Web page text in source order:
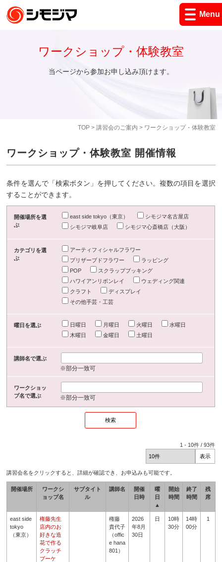
Menu
TOP> 講習会のご案内 > ワークショップ・体験教室
ワークショップ・体験教室
当ページから参加お申し込み頂けます。
ワークショップ・体験教室 開催情報
条件を選んで「検索ボタン」を押してください。複数の項目を選択
することができます。
開催場所を選
ぶ
east side tokyo（東京）
シモジマ名古屋店
シモジマ岐阜店
シモジマ心斎橋店（大阪）
カテゴリを選
ぶ
アーティフィシャルフラワー
プリザーブドフラワー
ラッピング
POP
スクラップブッキング
ハワイアンリボンレイ
ウェディング関連
クラフト
ディスプレイ
その他手芸・工芸
曜日を選ぶ 日曜日 月曜日 火曜日
水曜日
木曜日
金曜日 土曜日
講師名で選ぶ
※部分一致可
ワークショッ
プ名で選ぶ
※部分一致可
1 - 10件 /93件
講習会名をクリックすると、詳細が確認でき、お申込みも可能です。
開催場所
ワークシ
ョップ名
サブタイト
ル
講師名
開催
日時
曜
日
▲
開始
時間
終了
時間
残
席
east side
tokyo
（東京）
権藤先生
店内のお
好きな造
花で作る
クラッチ
ブーケ
権藤
貴代子
（offic
e hana
801）
2026
年8月
30日
日
10時
30分
14時
00分
1